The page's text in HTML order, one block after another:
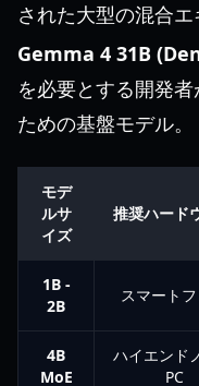
された大型の混合エ
Gemma 4 31B
を必要とする開発
ための基盤モデル。
モデ
ルサ
イズ
推奨ハード
1B -
2B
スマート
4B
MoE
ハイエンド
PC